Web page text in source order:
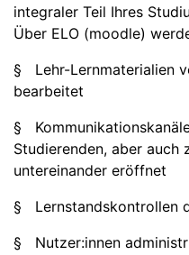
integraler Teil Ihres
Über ELO (moodle)
§ Lehr-Lernmaterialien
bearbeitet
§
Studierenden, aber auch
untereinander eröffnet
§ Lernstandskontrollen
§ Nutzer:innen